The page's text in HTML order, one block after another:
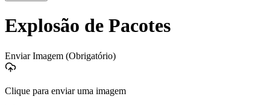
Explosão de Pacotes
Enviar Imagem (Obrigatório)
Clique para enviar uma imagem